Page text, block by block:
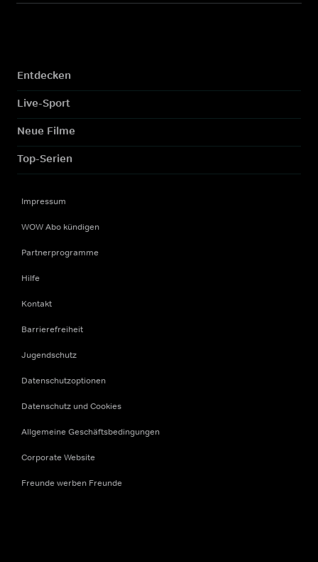
Entdecken
Live-Sport
Neue Filme
Top-Serien
Impressum
WOW Abo kündigen
Partnerprogramme
Hilfe
Kontakt
Barrierefreiheit
Jugendschutz
Datenschutzoptionen
Datenschutz und Cookies
Allgemeine Geschäftsbedingungen
Corporate Website
Freunde werben Freunde